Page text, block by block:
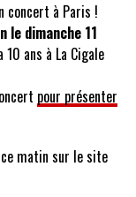
“Légende
groupes et
?
je suis
concert à Paris !
le dimanche 11
ans à La Cigale
pour présenter
matin sur le site